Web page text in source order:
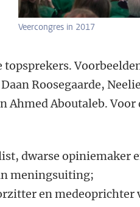
Veercongres in 2017
Roosegaarde,
Ahmed Aboutaleb.
dwarse opiniemaker
meningsuiting;
en medeoprichter